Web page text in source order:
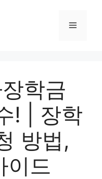
Menu
학금
! | 장학
방법,
이드